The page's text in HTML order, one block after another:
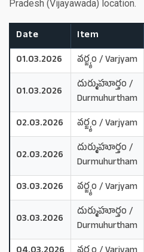
Pradesh (Vijayawada) location.
Date Item
01.03.2026
వర్జ్యం / Varjyam
01.03.2026
దుర్ముహూర్తం /
Durmuhurtham
02.03.2026 వర్జ్యం / Varjyam
02.03.2026
దుర్ముహూర్తం /
Durmuhurtham
03.03.2026
వర్జ్యం / Varjyam
03.03.2026
దుర్ముహూర్తం /
Durmuhurtham